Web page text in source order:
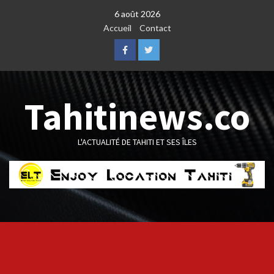
6 août 2026
Accueil
Contact
FacebookTwitter
Tahitinews.co
L'ACTUALITÉ DE TAHITI ET SES ÎLES